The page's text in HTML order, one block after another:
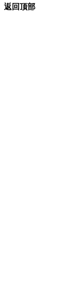
返回顶部